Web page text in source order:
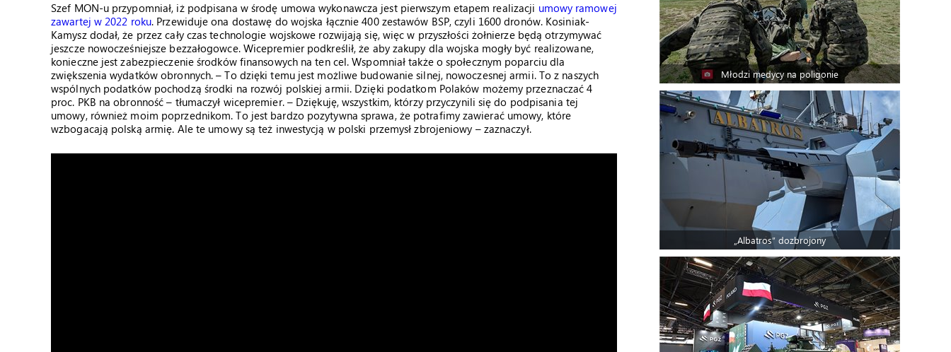
Szef MON-u przypomniał, iż podpisana w środę umowa wykonawcza jest pierwszym etapem realizacji umowy ramowej
zawartej w 2022 roku. Przewiduje ona dostawę do wojska łącznie 400 zestawów BSP, czyli 1600 dronów. Kosiniak-
Kamysz dodał, że przez cały czas technologie wojskowe rozwijają się, więc w przyszłości żołnierze będą otrzymywać
jeszcze nowocześniejsze bezzałogowce. Wicepremier podkreślił, że aby zakupy dla wojska mogły być realizowane,
konieczne jest zabezpieczenie środków finansowych na ten cel. Wspomniał także o społecznym poparciu dla
zwiększenia wydatków obronnych. – To dzięki temu jest możliwe budowanie silnej, nowoczesnej armii. To z naszych
wspólnych podatków pochodzą środki na rozwój polskiej armii. Dzięki podatkom Polaków możemy przeznaczać 4
proc. PKB na obronność – tłumaczył wicepremier. – Dziękuję, wszystkim, którzy przyczynili się do podpisania tej
umowy, również moim poprzednikom. To jest bardzo pozytywna sprawa, że potrafimy zawierać umowy, które
wzbogacają polską armię. Ale te umowy są też inwestycją w polski przemysł zbrojeniowy – zaznaczył.
Młodzi medycy na poligonie
„Albatros” dozbrojony